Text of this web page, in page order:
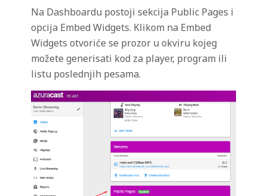
Na Dashboardu postoji sekcija Public Pages i
opcija Embed Widgets. Klikom na Embed
Widgets otvoriće se prozor u okviru kojeg
možete generisati kod za player, program ili
listu poslednjih pesama.